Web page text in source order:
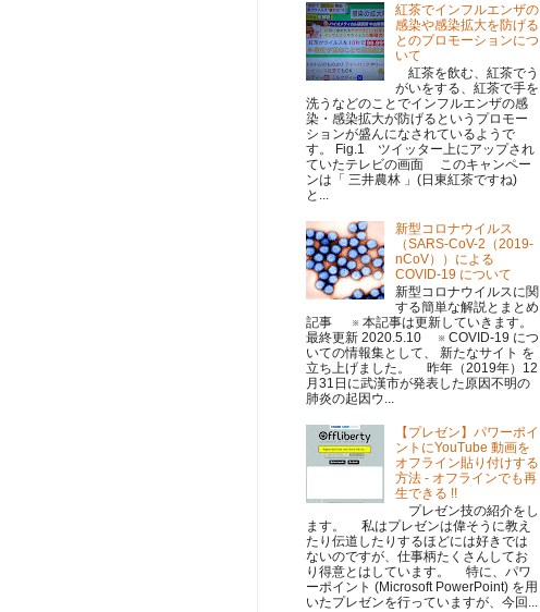
紅茶でインフルエンザの
感染や感染拡大を防げる
とのプロモーションにつ
いて
紅茶を飲む、紅茶でう
がいをする、紅茶で手を
洗うなどのことでインフルエンザの感
染・感染拡大が防げるというプロモー
ションが盛んになされているようで
す。 Fig.1 ツイッター上にアップされ
ていたテレビの画面 このキャンペー
ンは「 三井農林 」(日東紅茶ですね)
と...
新型コロナウイルス
（SARS-CoV-2（2019-
nCoV））による
COVID-19 について
新型コロナウイルスに関
する簡単な解説とまとめ
記事 ※ 本記事は更新していきます。
最終更新 2020.5.10 ※ COVID-19 につ
いての情報集として、 新たなサイト を
立ち上げました。 昨年（2019年）12
月31日に武漢市が発表した原因不明の
肺炎の起因ウ...
【プレゼン】パワーポイ
ントにYouTube 動画を
オフライン貼り付けする
方法 - オフラインでも再
生できる !!
プレゼン技の紹介をし
ます。 私はプレゼンは偉そうに教え
たり伝道したりするほどには好きでは
ないのですが、仕事柄たくさんしてお
り得意とはしています。 特に、パワ
ーポイント (Microsoft PowerPoint) を用
いたプレゼンを行っていますが、今回...